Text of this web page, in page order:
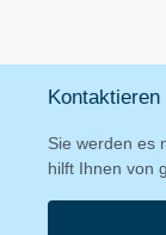
Sie werden es
hilft Ihnen von